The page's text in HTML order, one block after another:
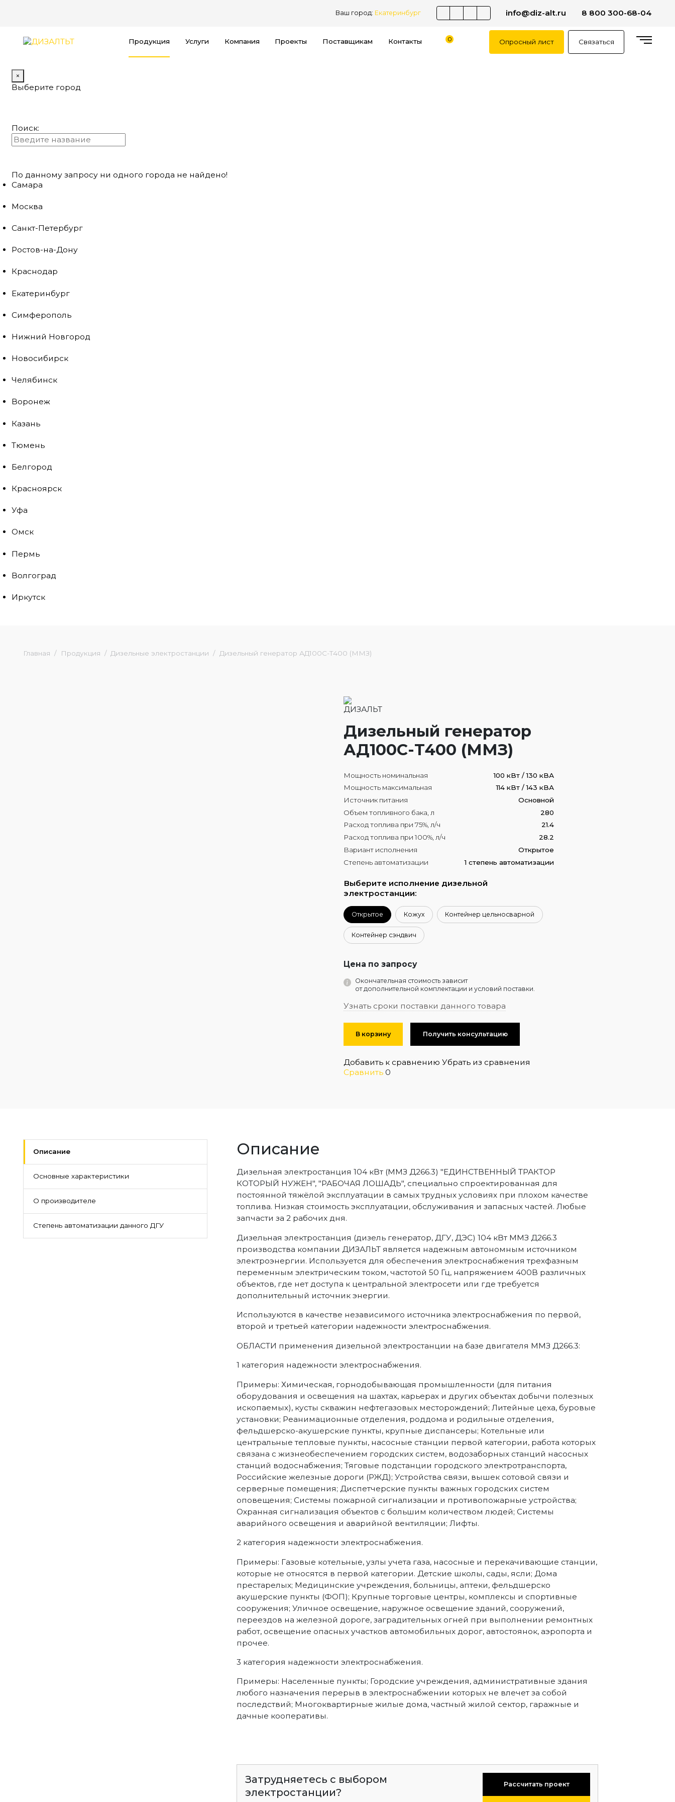
Ваш город: Екатеринбург info@diz-alt.ru 8 800 300-68-04
Продукция Услуги Компания Проекты Поставщикам Контакты 0 Опросный лист Связаться
×
Выберите город
Поиск:
По данному запросу ни одного города не найдено!
Самара
Москва
Санкт-Петербург
Ростов-на-Дону
Краснодар
Екатеринбург
Симферополь
Нижний Новгород
Новосибирск
Челябинск
Воронеж
Казань
Тюмень
Белгород
Красноярск
Уфа
Омск
Пермь
Волгоград
Иркутск
Главная Продукция Дизельные электростанции Дизельный генератор АД100С-Т400 (ММЗ)
Дизельный генератор
АД100С-Т400 (ММЗ)
Мощность номинальная
100 кВт / 130 кВА
Мощность максимальная
114 кВт / 143 кВА
Источник питания
Основной
Объем топливного бака, л
280
Расход топлива при 75%, л/ч
21.4
Расход топлива при 100%, л/ч
28.2
Вариант исполнения
Открытое
Степень автоматизации
1 степень автоматизации
Выберите исполнение дизельной
электростанции:
Открытое Кожух Контейнер цельносварной
Контейнер сэндвич
Цена по запросу
Окончательная стоимость зависит
от дополнительной комплектации и условий поставки.
Узнать сроки поставки данного товара
В корзину Получить консультацию
Добавить к сравнению Убрать из сравнения
Сравнить 0
Описание
Основные характеристики
О производителе
Степень автоматизации данного ДГУ
Описание
Дизельная электростанция 104 кВт (ММЗ Д266.3) "ЕДИНСТВЕННЫЙ ТРАКТОР
КОТОРЫЙ НУЖЕН", "РАБОЧАЯ ЛОШАДЬ", специально спроектированная для
постоянной тяжёлой эксплуатации в самых трудных условиях при плохом качестве
топлива. Низкая стоимость эксплуатации, обслуживания и запасных частей. Любые
запчасти за 2 рабочих дня.
Дизельная электростанция (дизель генератор, ДГУ, ДЭС) 104 кВт ММЗ Д266.3
производства компании ДИЗАЛЬТ является надежным автономным источником
электроэнергии. Используется для обеспечения электроснабжения трехфазным
переменным электрическим током, частотой 50 Гц, напряжением 400В различных
объектов, где нет доступа к центральной электросети или где требуется
дополнительный источник энергии.
Используются в качестве независимого источника электроснабжения по первой,
второй и третьей категории надежности электроснабжения.
ОБЛАСТИ применения дизельной электростанции на базе двигателя ММЗ Д266.3:
1 категория надежности электроснабжения.
Примеры: Химическая, горнодобывающая промышленности (для питания
оборудования и освещения на шахтах, карьерах и других объектах добычи полезных
ископаемых), кусты скважин нефтегазовых месторождений; Литейные цеха, буровые
установки; Реанимационные отделения, роддома и родильные отделения,
фельдшерско-акушерские пункты, крупные диспансеры; Котельные или
центральные тепловые пункты, насосные станции первой категории, работа которых
связана с жизнеобеспечением городских систем, водозаборных станций насосных
станций водоснабжения; Тяговые подстанции городского электротранспорта,
Российские железные дороги (РЖД); Устройства связи, вышек сотовой связи и
серверные помещения; Диспетчерские пункты важных городских систем
оповещения; Системы пожарной сигнализации и противопожарные устройства;
Охранная сигнализация объектов с большим количеством людей; Системы
аварийного освещения и аварийной вентиляции; Лифты.
2 категория надежности электроснабжения.
Примеры: Газовые котельные, узлы учета газа, насосные и перекачивающие станции,
которые не относятся в первой категории. Детские школы, сады, ясли; Дома
престарелых; Медицинские учреждения, больницы, аптеки, фельдшерско
акушерские пункты (ФОП); Крупные торговые центры, комплексы и спортивные
сооружения; Уличное освещение, наружное освещение зданий, сооружений,
переездов на железной дороге, заградительных огней при выполнении ремонтных
работ, освещение опасных участков автомобильных дорог, автостоянок, аэропорта и
прочее.
3 категория надежности электроснабжения.
Примеры: Населенные пункты; Городские учреждения, административные здания
любого назначения перерыв в электроснабжении которых не влечет за собой
последствий; Многоквартирные жилые дома, частный жилой сектор, гаражные и
дачные кооперативы.
Затрудняетесь с выбором
электростанции?
Рассчитать проект